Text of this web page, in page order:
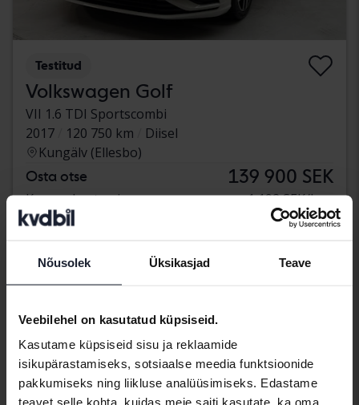
Nõusolek Üksikasjad Teave
Veebilehel on kasutatud küpsiseid.
Kasutame küpsiseid sisu ja reklaamide
isikupärastamiseks, sotsiaalse meedia funktsioonide
pakkumiseks ning liikluse analüüsimiseks. Edastame
teavet selle kohta, kuidas meie saiti kasutate, ka oma
Testitud
Volkswagen Golf
VII 1.6 TDI Sportscombi
2017
120 750 km
Diisel
Kungälv (Ellesbo)
Osta otse 139 900 SEK
Koos rahastamisega 1 192 SEK/kuu
Vähendatud hind